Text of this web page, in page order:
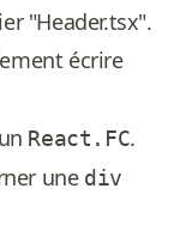
"Header.tsx".
écrire
React.FC.
une div